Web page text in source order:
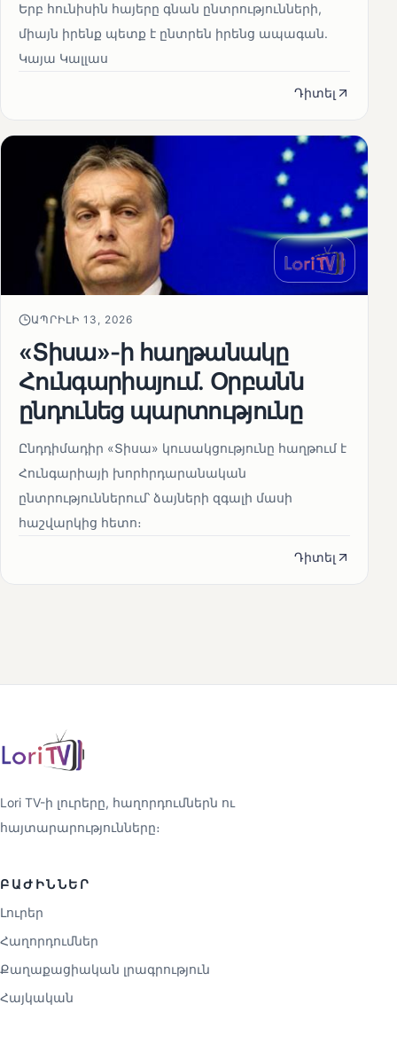
Երբ հունիսին հայերը գնան ընտրությունների,
միայն իրենք պետք է ընտրեն իրենց ապագան.
Կայա Կալլաս
Դիտել
ԱՊՐԻԼԻ 13, 2026
«Տիսա»-ի հաղթանակը
Հունգարիայում․ Օրբանն
ընդունեց պարտությունը
Ընդդիմադիր «Տիսա» կուսակցությունը հաղթում է
Հունգարիայի խորհրդարանական
ընտրություններում՝ ձայների զգալի մասի
հաշվարկից հետո։
Դիտել
Lori TV-ի լուրերը, հաղորդումներն ու
հայտարարությունները։
ԲԱԺԻՆՆԵՐ
Լուրեր
Հաղորդումներ
Քաղաքացիական լրագրություն
Հայկական